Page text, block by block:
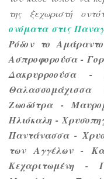
της ξεχωριστή
ονόματα στις
Ρόδον το
Ασπροφορούσα -
Δακρυρροούσα -
Ζωοδότρα -
Hλιόκαλη -
Παντάνασσα -
των Αγγέλων -
Κεχαριτωμένη -